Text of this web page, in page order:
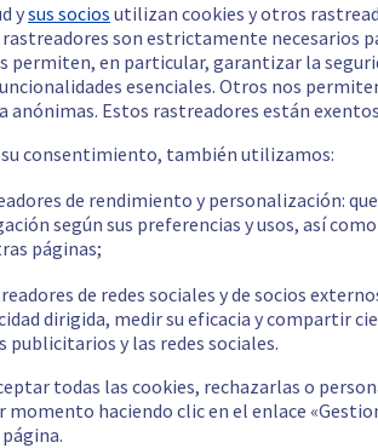
ysus socios utilizan cookies y otros
son estrictamente necesarios
permiten, en particular, garantizar la
esenciales. Otros nos
anónimas. Estos rastreadores están
su consentimiento, también utilizamos:
de rendimiento y personalización:
según sus preferencias y usos, así
páginas;
de redes sociales y de socios
dirigida, medir su eficacia y compartir
publicitarios y las redes sociales.
todas las cookies, rechazarlas o
momento haciendo clic en el enlace